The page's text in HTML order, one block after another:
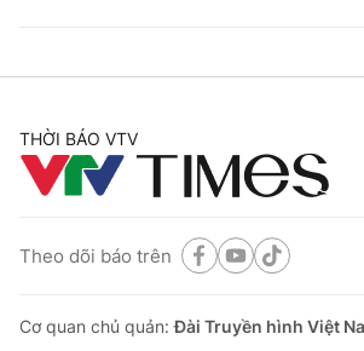
THỜI BÁO VTV
Theo dõi báo trên
Cơ quan chủ quản:Đài Truyền hình Việt